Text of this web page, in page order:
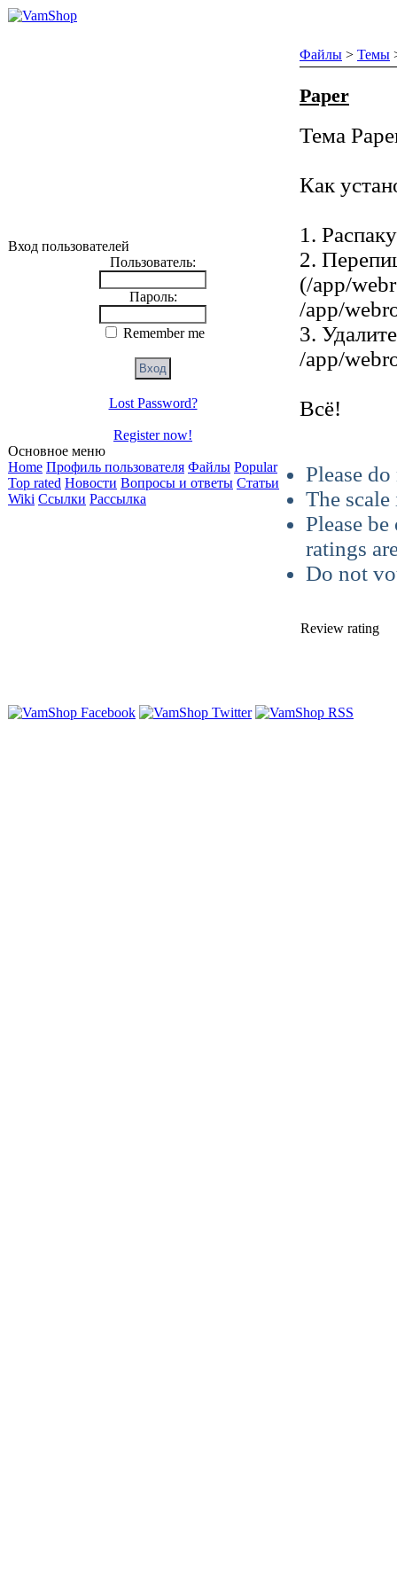
Вход пользователей
Пользователь:
Пароль:
Remember me
Lost Password?
Register now!
Основное меню
Home Профиль пользователя Файлы Popular
Top rated Новости Вопросы и ответы Статьи
Wiki Ссылки Рассылка
Файлы > Темы
Paper
Тема
Как
1.
2.
(/app/
/app/
3.
/app/
Всё!
Please
The
Please
ratings
Do not
Review rating